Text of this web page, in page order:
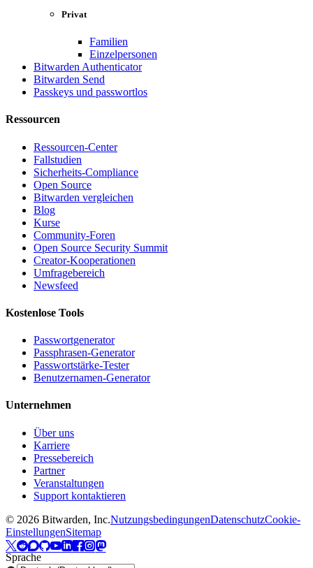
Privat
Familien
Einzelpersonen
Bitwarden Authenticator
Bitwarden Send
Passkeys und passwortlos
Ressourcen
Ressourcen-Center
Fallstudien
Sicherheits-Compliance
Open Source
Bitwarden vergleichen
Blog
Kurse
Community-Foren
Open Source Security Summit
Creator-Kooperationen
Umfragebereich
Newsfeed
Kostenlose Tools
Passwortgenerator
Passphrasen-Generator
Passwortstärke-Tester
Benutzernamen-Generator
Unternehmen
Über uns
Karriere
Pressebereich
Partner
Veranstaltungen
Support kontaktieren
© 2026 Bitwarden, Inc.NutzungsbedingungenDatenschutzCookie-
EinstellungenSitemap
Sprache